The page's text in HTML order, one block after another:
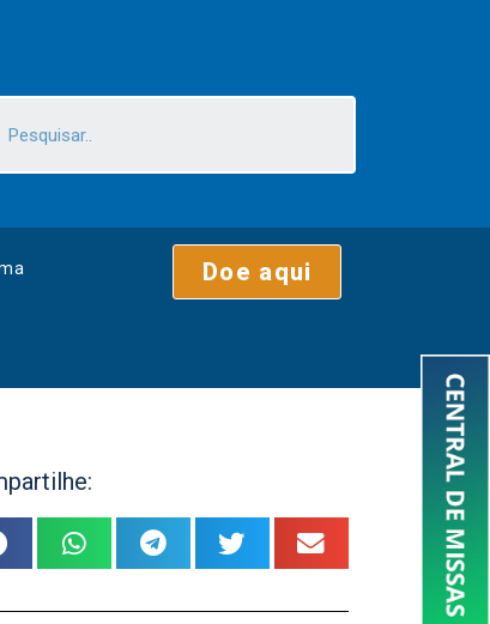
Doe aqui